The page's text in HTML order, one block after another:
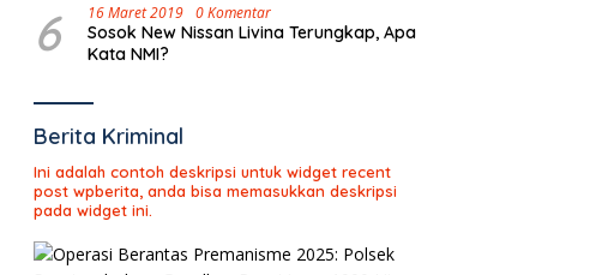
6 16 Maret 2019 0 Komentar
Sosok New Nissan Livina Terungkap, Apa
Kata NMI?
Berita Kriminal
Ini adalah contoh deskripsi untuk widget recent
post wpberita, anda bisa memasukkan deskripsi
pada widget ini.